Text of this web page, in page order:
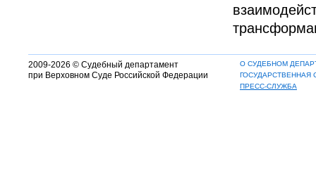
2009-2026 © Судебный департамент
при Верховном Суде Российской Федерации
О СУДЕБНОМ
ГОСУДАРСТВЕННАЯ
ПРЕСС-СЛУЖБА